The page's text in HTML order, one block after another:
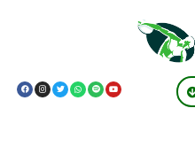
Gasparian